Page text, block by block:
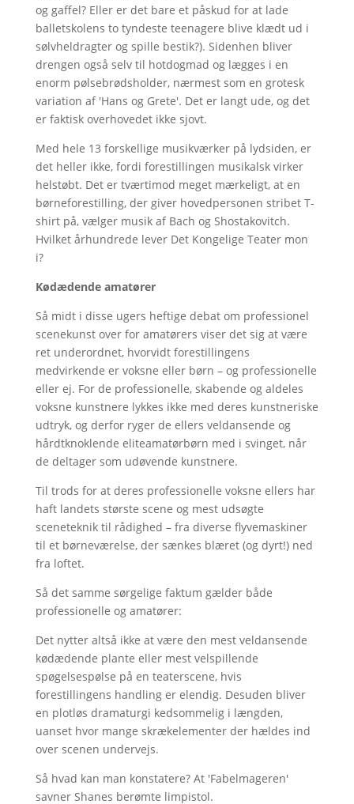
og gaffel? Eller er det bare et påskud for at lade
balletskolens to tyndeste teenagere blive klædt ud i
sølvheldragter og spille bestik?). Sidenhen bliver
drengen også selv til hotdogmad og lægges i en
enorm pølsebrødsholder, nærmest som en grotesk
variation af 'Hans og Grete'. Det er langt ude, og det
er faktisk overhovedet ikke sjovt.
Med hele 13 forskellige musikværker på lydsiden, er
det heller ikke, fordi forestillingen musikalsk virker
helstøbt. Det er tværtimod meget mærkeligt, at en
børneforestilling, der giver hovedpersonen stribet T-
shirt på, vælger musik af Bach og Shostakovitch.
Hvilket århundrede lever Det Kongelige Teater mon
i?
Kødædende amatører
Så midt i disse ugers heftige debat om professionel
scenekunst over for amatørers viser det sig at være
ret underordnet, hvorvidt forestillingens
medvirkende er voksne eller børn – og professionelle
eller ej. For de professionelle, skabende og aldeles
voksne kunstnere lykkes ikke med deres kunstneriske
udtryk, og derfor ryger de ellers veldansende og
hårdtknoklende eliteamatørbørn med i svinget, når
de deltager som udøvende kunstnere.
Til trods for at deres professionelle voksne ellers har
haft landets største scene og mest udsøgte
sceneteknik til rådighed – fra diverse flyvemaskiner
til et børneværelse, der sænkes blæret (og dyrt!) ned
fra loftet.
Så det samme sørgelige faktum gælder både
professionelle og amatører:
Det nytter altså ikke at være den mest veldansende
kødædende plante eller mest velspillende
spøgelsespølse på en teaterscene, hvis
forestillingens handling er elendig. Desuden bliver
en plotløs dramaturgi kedsommelig i længden,
uanset hvor mange skrækelementer der hældes ind
over scenen undervejs.
Så hvad kan man konstatere? At 'Fabelmageren'
savner Shanes berømte limpistol.